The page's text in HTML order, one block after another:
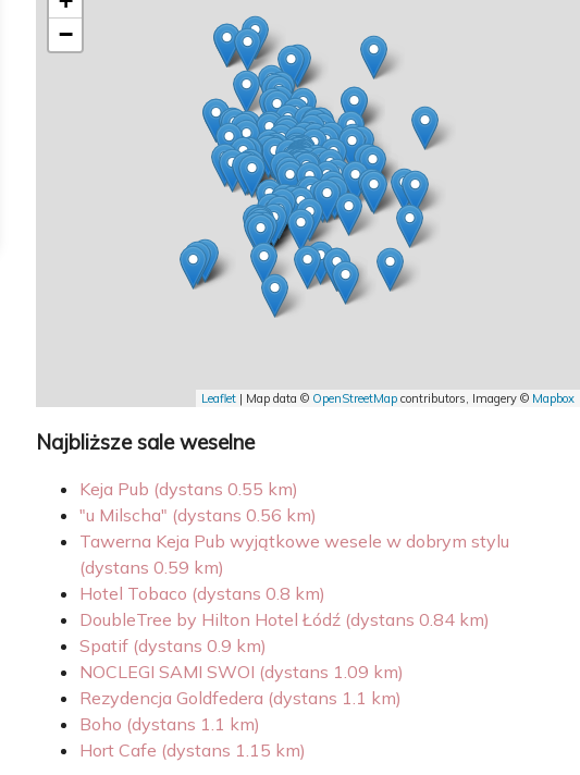
−
Leaflet | Map data © OpenStreetMap contributors, Imagery © Mapbox
Najbliższe sale weselne
Keja Pub (dystans 0.55 km)
"u Milscha" (dystans 0.56 km)
Tawerna Keja Pub wyjątkowe wesele w dobrym stylu
(dystans 0.59 km)
Hotel Tobaco (dystans 0.8 km)
DoubleTree by Hilton Hotel Łódź (dystans 0.84 km)
Spatif (dystans 0.9 km)
NOCLEGI SAMI SWOI (dystans 1.09 km)
Rezydencja Goldfedera (dystans 1.1 km)
Boho (dystans 1.1 km)
Hort Cafe (dystans 1.15 km)